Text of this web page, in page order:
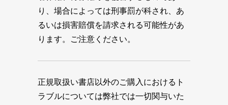
り、場合によっては刑事罰が科され、あ
るいは損害賠償を請求される可能性があ
ります。ご注意ください。
正規取扱い書店以外のご購入におけるト
ラブルについては弊社では一切関与いた